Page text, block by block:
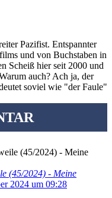
Pazifist. Entspannter
und von Buchstaben in
Scheiß hier seit 2000 und
auch? Ach ja, der
soviel wie "der Faule"
(45/2024) - Meine
2024 um 09:28